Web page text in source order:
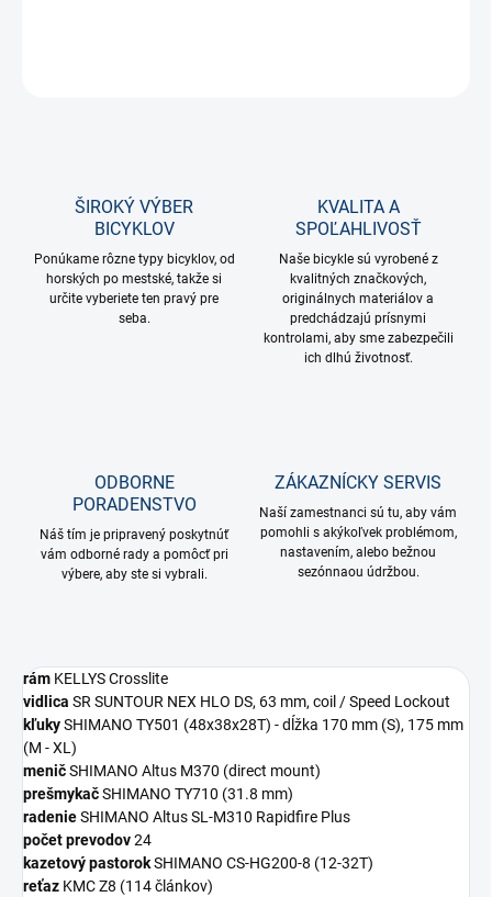
ŠIROKÝ VÝBER
BICYKLOV
Ponúkame rôzne typy bicyklov, od
horských po mestské, takže si
určite vyberiete ten pravý pre
seba.
KVALITA A
SPOĽAHLIVOSŤ
Naše bicykle sú vyrobené z
kvalitných značkových,
originálnych materiálov a
predchádzajú prísnymi
kontrolami, aby sme zabezpečili
ich dlhú životnosť.
ODBORNE
PORADENSTVO
Náš tím je pripravený poskytnúť
vám odborné rady a pomôcť pri
výbere, aby ste si vybrali.
ZÁKAZNÍCKY SERVIS
Naší zamestnanci sú tu, aby vám
pomohli s akýkoľvek problémom,
nastavením, alebo bežnou
sezónnaou údržbou.
rám KELLYS Crosslite
vidlica SR SUNTOUR NEX HLO DS, 63 mm, coil / Speed Lockout
kľukySHIMANO TY501 (48x38x28T) - dĺžka 170 mm (S), 175 mm
(M - XL)
meničSHIMANO Altus M370 (direct mount)
prešmykačSHIMANO TY710 (31.8 mm)
radenieSHIMANO Altus SL-M310 Rapidfire Plus
počet prevodov24
kazetový pastorokSHIMANO CS-HG200-8 (12-32T)
reťaz KMC Z8 (114 článkov)